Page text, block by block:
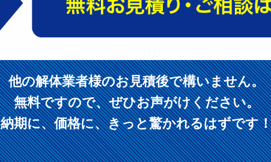
他の解体業者様のお見積後で構いません。
無料ですので、ぜひお声がけください。
納期に、価格に、きっと驚かれるはずです